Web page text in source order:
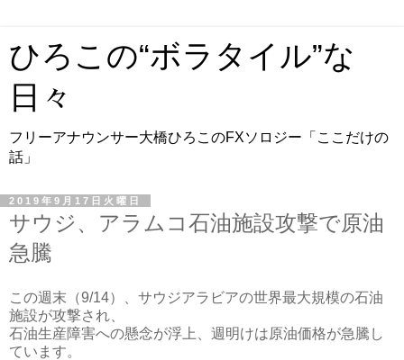
ひろこの“ボラタイル”な
日々
フリーアナウンサー大橋ひろこのFXソロジー「ここだけの
話」
2019年9月17日火曜日
サウジ、アラムコ石油施設攻撃で原油
急騰
この週末（9/14）、サウジアラビアの世界最大規模の石油
施設が攻撃され、
石油生産障害への懸念が浮上、週明けは原油価格が急騰し
ています。